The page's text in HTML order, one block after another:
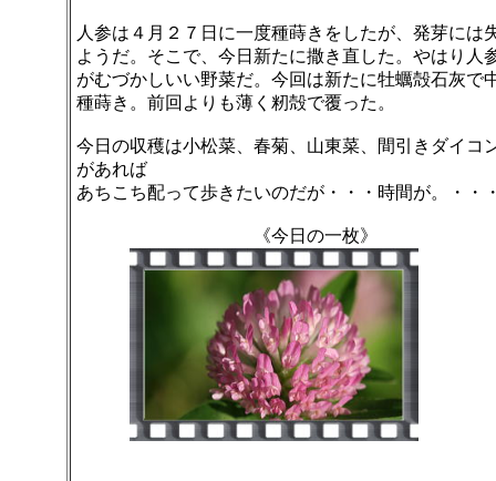
人参は４月２７日に一度種蒔きをしたが、発芽には
ようだ。そこで、今日新たに撒き直した。やはり人
がむづかしいい野菜だ。今回は新たに牡蠣殻石灰で
種蒔き。前回よりも薄く籾殻で覆った。
今日の収穫は小松菜、春菊、山東菜、間引きダイコ
があれば
あちこち配って歩きたいのだが・・・時間が。・・
《今日の一枚》